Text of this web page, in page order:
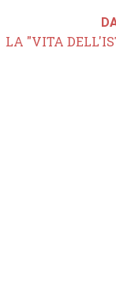
LA "VITA